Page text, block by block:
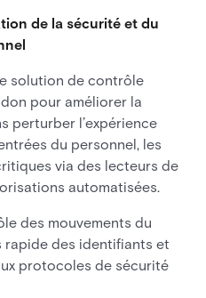
de la sécurité et du
solution de contrôle
pour améliorer la
perturber l’expérience
du personnel, les
via des lecteurs de
automatisées.
des mouvements du
rapide des identifiants et
protocoles de sécurité